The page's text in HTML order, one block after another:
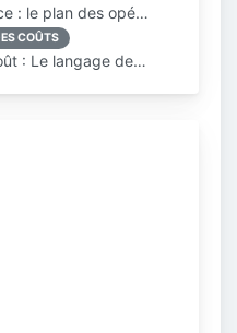
: le plan des opé…
COÛTS
: Le langage de…